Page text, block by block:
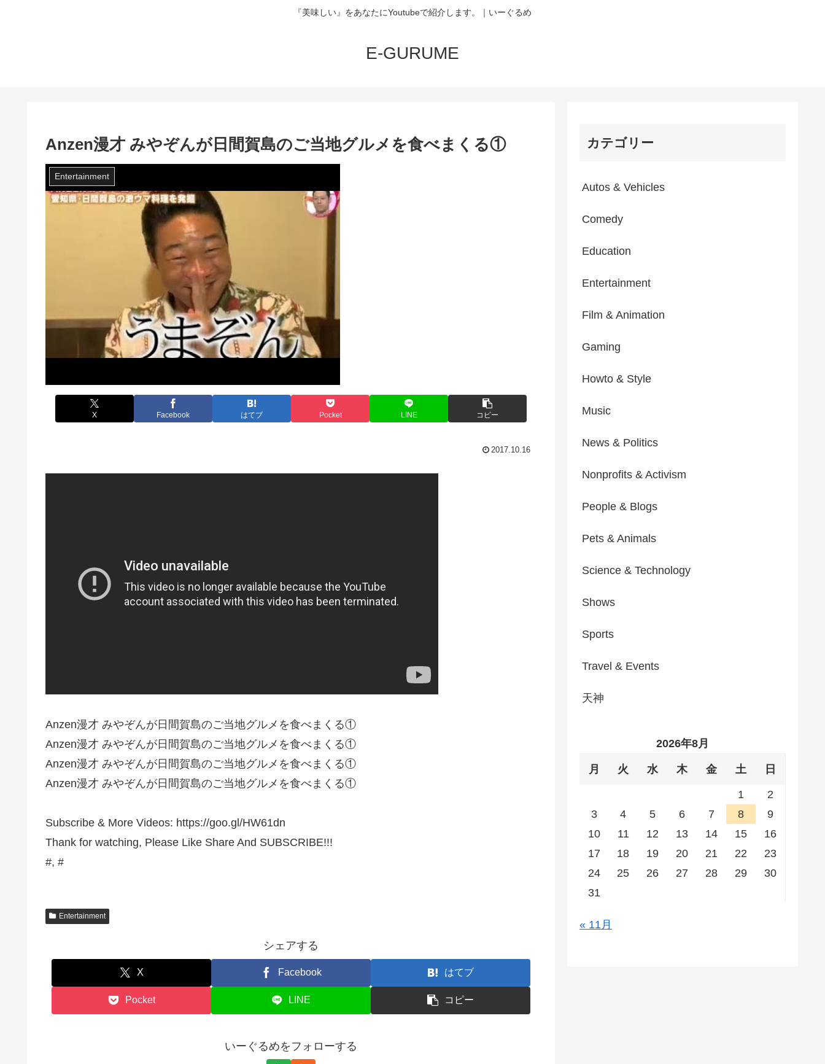
『美味しい』をあなたにYoutubeで紹介します。｜いーぐるめ
E-GURUME
Anzen漫才 みやぞんが日間賀島のご当地グルメを食べまくる①
Entertainment
X Facebook はてブ Pocket LINE コピー
2017.10.16
Anzen漫才 みやぞんが日間賀島のご当地グルメを食べまくる①
Anzen漫才 みやぞんが日間賀島のご当地グルメを食べまくる①
Anzen漫才 みやぞんが日間賀島のご当地グルメを食べまくる①
Anzen漫才 みやぞんが日間賀島のご当地グルメを食べまくる①
Subscribe & More Videos: https://goo.gl/HW61dn
Thank for watching, Please Like Share And SUBSCRIBE!!!
#, #
Entertainment
シェアする
X Facebook はてブ
Pocket LINE コピー
いーぐるめをフォローする
カテゴリー
Autos & Vehicles
Comedy
Education
Entertainment
Film & Animation
Gaming
Howto & Style
Music
News & Politics
Nonprofits & Activism
People & Blogs
Pets & Animals
Science & Technology
Shows
Sports
Travel & Events
天神
2026年8月
月 火 水 木 金 土 日
1
2
3
4 5 6 7 8
9
10
11 12 13 14 15
16
17
18 19 20 21 22
23
24
25 26 27 28 29
30
31
« 11月